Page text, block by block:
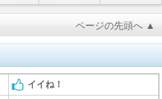
ページの先頭へ ▲
イイね！